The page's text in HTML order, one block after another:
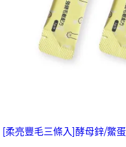
[柔亮豐毛三條入]酵母鋅/鱉